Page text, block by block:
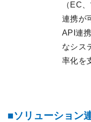
（EC
連携が
API連
なシス
率化を
ソリューション